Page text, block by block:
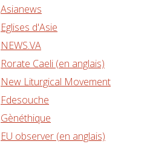
Asianews
Eglises d'Asie
NEWS.VA
Rorate Caeli (en anglais)
New Liturgical Movement
Fdesouche
Gènéthique
EU observer (en anglais)